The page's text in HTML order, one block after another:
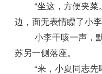
“坐这，方便夹菜
边，面无表情瞟了小李
小李干咳一声，默
苏另一侧落座。
“来，小夏同志先